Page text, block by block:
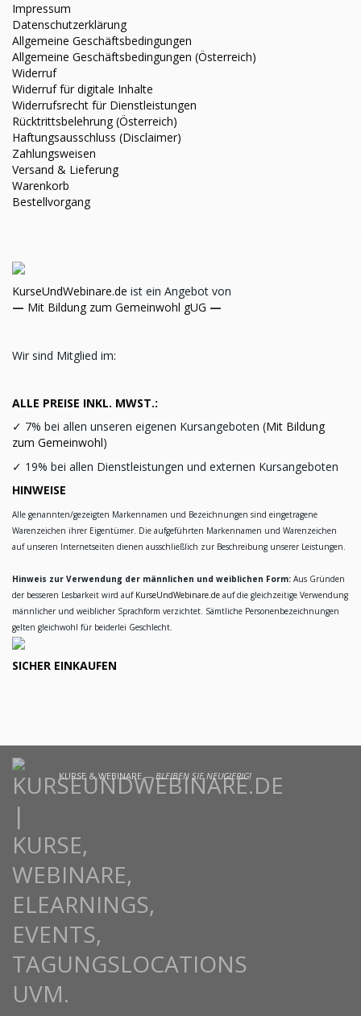
Impressum
Datenschutzerklärung
Allgemeine Geschäftsbedingungen
Allgemeine Geschäftsbedingungen (Österreich)
Widerruf
Widerruf für digitale Inhalte
Widerrufsrecht für Dienstleistungen
Rücktrittsbelehrung (Österreich)
Haftungsausschluss (Disclaimer)
Zahlungsweisen
Versand & Lieferung
Warenkorb
Bestellvorgang
KurseUndWebinare.de ist ein Angebot von
— Mit Bildung zum Gemeinwohl gUG —
Wir sind Mitglied im:
ALLE PREISE INKL. MWST.:
✓ 7% bei allen unseren eigenen Kursangeboten (Mit Bildung
zum Gemeinwohl)
✓ 19% bei allen Dienstleistungen und externen Kursangeboten
HINWEISE
Alle genannten/gezeigten Markennamen und Bezeichnungen sind eingetragene
Warenzeichen ihrer Eigentümer. Die aufgeführten Markennamen und Warenzeichen
auf unseren Internetseiten dienen ausschließlich zur Beschreibung unserer Leistungen.
Hinweis zur Verwendung der männlichen und weiblichen Form: Aus Gründen
der besseren Lesbarkeit wird auf KurseUndWebinare.de auf die gleichzeitige Verwendung
männlicher und weiblicher Sprachform verzichtet. Sämtliche Personenbezeichnungen
gelten gleichwohl für beiderlei Geschlecht.
SICHER EINKAUFEN
KURSE & WEBINARE —BLEIBEN SIE NEUGIERIG!